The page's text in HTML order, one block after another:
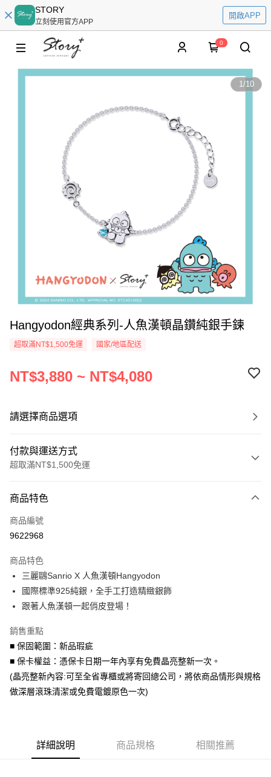
STORY
立刻使用官方APP
開啟APP
0
1/10
Hangyodon經典系列-人魚漢頓晶鑽純銀手鍊
超取滿NT$1,500免運 國家/地區配送
NT$3,880 ~ NT$4,080
請選擇商品選項
付款與運送方式
超取滿NT$1,500免運
信用卡一次付款
信用卡分期付款
合作金庫商業銀行
華南商業銀行
彰化商業銀行
上海商業儲蓄銀行
台北富邦商業銀行
國泰世華商業銀行
匯豐（台灣）商業銀行
聯邦商業銀行
元大商業銀行
永豐商業銀行
台新國際商業銀行
中國信託商業銀行
台灣樂天信用卡公司
6 期 0 利率 每期
華南商業銀行
彰化商業銀行
上海商業儲蓄銀行
臺灣中小企業銀行
匯豐（台灣）商業銀行
聯邦商業銀行
遠東國際商業銀行
元大商業銀行
永豐商業銀行
玉山商業銀行
超商取貨付款
LINE Pay
Apple Pay
街口支付
悠遊付
【關於「AFTEE先享後付」】
ATM付款
商品特色
商品編號
9622968
商品特色
三麗鷗Sanrio X 人魚漢頓Hangyodon
國際標準925純銀，全手工打造精緻銀飾
跟著人魚漢頓一起俏皮登場！
銷售重點
■ 保固範圍：新品瑕疵
■ 保卡權益：憑保卡日期一年內享有免費晶亮整新一次。
(晶亮整新內容:可至全省專櫃或將寄回總公司，將依商品情形與規格
做深層滾珠清潔或免費電鍍原色一次)
詳細說明 商品規格 相關推薦